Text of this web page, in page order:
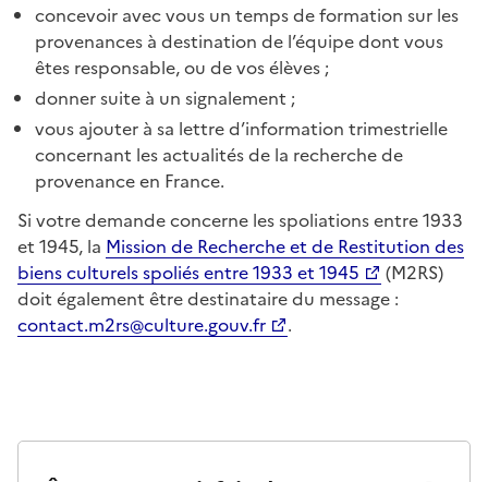
concevoir avec vous un temps de formation sur les
provenances à destination de l’équipe dont vous
êtes responsable, ou de vos élèves ;
donner suite à un signalement ;
vous ajouter à sa lettre d’information trimestrielle
concernant les actualités de la recherche de
provenance en France.
Si votre demande concerne les spoliations entre 1933
et 1945, la Mission de Recherche et de Restitution des
biens culturels spoliés entre 1933 et 1945
(M2RS)
doit également être destinataire du message :
contact.m2rs@culture.gouv.fr
.